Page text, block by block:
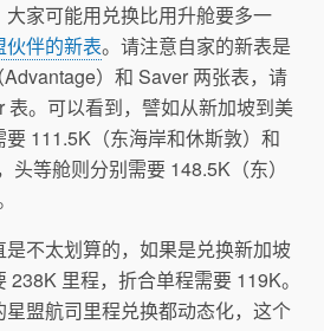
家可能用兑换比用升舱要多一
伙伴的新表。请注意自家的新表是
）和 Saver 两张表，请
表。可以看到，譬如从新加坡到美
111.5K（东海岸和休斯敦）和
等舱则分别需要 148.5K（东）
不太划算的，如果是兑换新加坡
里程，折合单程需要 119K。
盟航司里程兑换都动态化，这个